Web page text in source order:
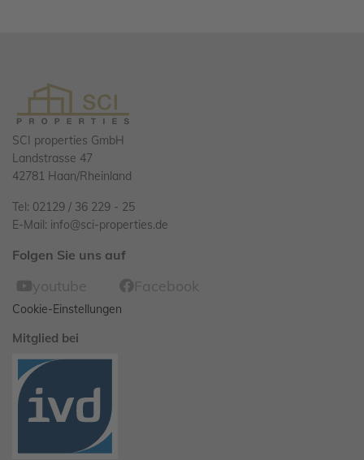
SCI properties GmbH
Landstrasse 47
42781 Haan/Rheinland
Tel: 02129 / 36 229 - 25
E-Mail: info@sci-properties.de
Folgen Sie uns auf
youtube Facebook
Cookie-Einstellungen
Mitglied bei